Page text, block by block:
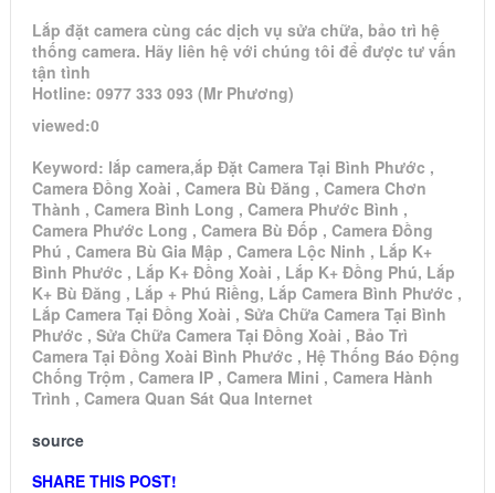
Lắp đặt camera cùng các dịch vụ sửa chữa, bảo trì hệ
thống camera. Hãy liên hệ với chúng tôi để được tư vấn
tận tình
Hotline: 0977 333 093 (Mr Phương)
viewed:0
Keyword: lắp camera,ắp Đặt Camera Tại Bình Phước ,
Camera Đồng Xoài , Camera Bù Đăng , Camera Chơn
Thành , Camera Bình Long , Camera Phước Bình ,
Camera Phước Long , Camera Bù Đốp , Camera Đồng
Phú , Camera Bù Gia Mập , Camera Lộc Ninh , Lắp K+
Bình Phước , Lắp K+ Đồng Xoài , Lắp K+ Đồng Phú, Lắp
K+ Bù Đăng , Lắp + Phú Riềng, Lắp Camera Bình Phước ,
Lắp Camera Tại Đồng Xoài , Sửa Chữa Camera Tại Bình
Phước , Sửa Chữa Camera Tại Đồng Xoài , Bảo Trì
Camera Tại Đồng Xoài Bình Phước , Hệ Thống Báo Động
Chống Trộm , Camera IP , Camera Mini , Camera Hành
Trình , Camera Quan Sát Qua Internet
source
SHARE THIS POST!